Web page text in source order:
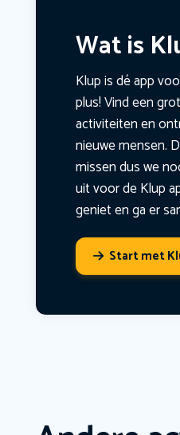
Wat is
Klup is dé app
plus! Vind een
activiteiten en
nieuwe mensen.
missen dus we
uit voor de Klup
geniet en ga er
Start met